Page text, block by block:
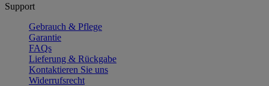
Support
Gebrauch & Pflege
Garantie
FAQs
Lieferung & Rückgabe
Kontaktieren Sie uns
Widerrufsrecht